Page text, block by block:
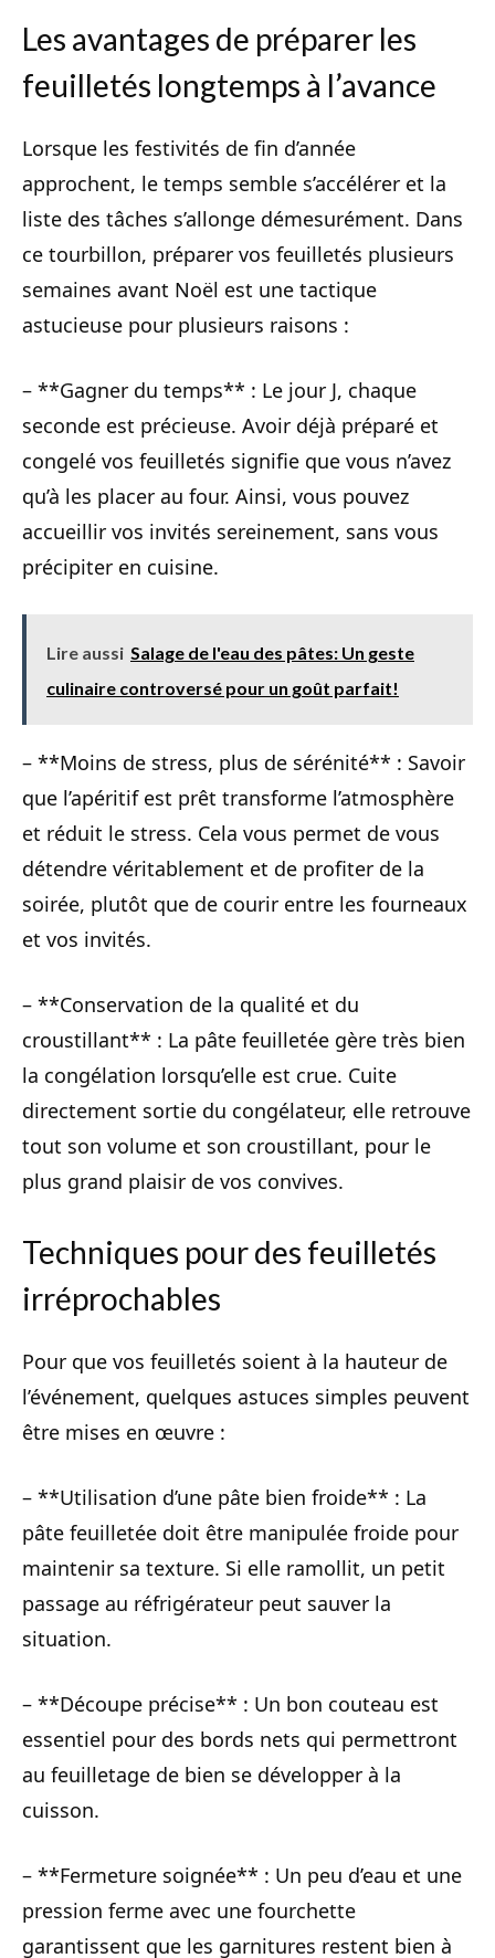
Les avantages de préparer les
feuilletés longtemps à l’avance
Lorsque les festivités de fin d’année
approchent, le temps semble s’accélérer et la
liste des tâches s’allonge démesurément. Dans
ce tourbillon, préparer vos feuilletés plusieurs
semaines avant Noël est une tactique
astucieuse pour plusieurs raisons :
– **Gagner du temps** : Le jour J, chaque
seconde est précieuse. Avoir déjà préparé et
congelé vos feuilletés signifie que vous n’avez
qu’à les placer au four. Ainsi, vous pouvez
accueillir vos invités sereinement, sans vous
précipiter en cuisine.
Lire aussi Salage de l'eau des pâtes: Un geste
culinaire controversé pour un goût parfait!
– **Moins de stress, plus de sérénité** : Savoir
que l’apéritif est prêt transforme l’atmosphère
et réduit le stress. Cela vous permet de vous
détendre véritablement et de profiter de la
soirée, plutôt que de courir entre les fourneaux
et vos invités.
– **Conservation de la qualité et du
croustillant** : La pâte feuilletée gère très bien
la congélation lorsqu’elle est crue. Cuite
directement sortie du congélateur, elle retrouve
tout son volume et son croustillant, pour le
plus grand plaisir de vos convives.
Techniques pour des feuilletés
irréprochables
Pour que vos feuilletés soient à la hauteur de
l’événement, quelques astuces simples peuvent
être mises en œuvre :
– **Utilisation d’une pâte bien froide** : La
pâte feuilletée doit être manipulée froide pour
maintenir sa texture. Si elle ramollit, un petit
passage au réfrigérateur peut sauver la
situation.
– **Découpe précise** : Un bon couteau est
essentiel pour des bords nets qui permettront
au feuilletage de bien se développer à la
cuisson.
– **Fermeture soignée** : Un peu d’eau et une
pression ferme avec une fourchette
garantissent que les garnitures restent bien à